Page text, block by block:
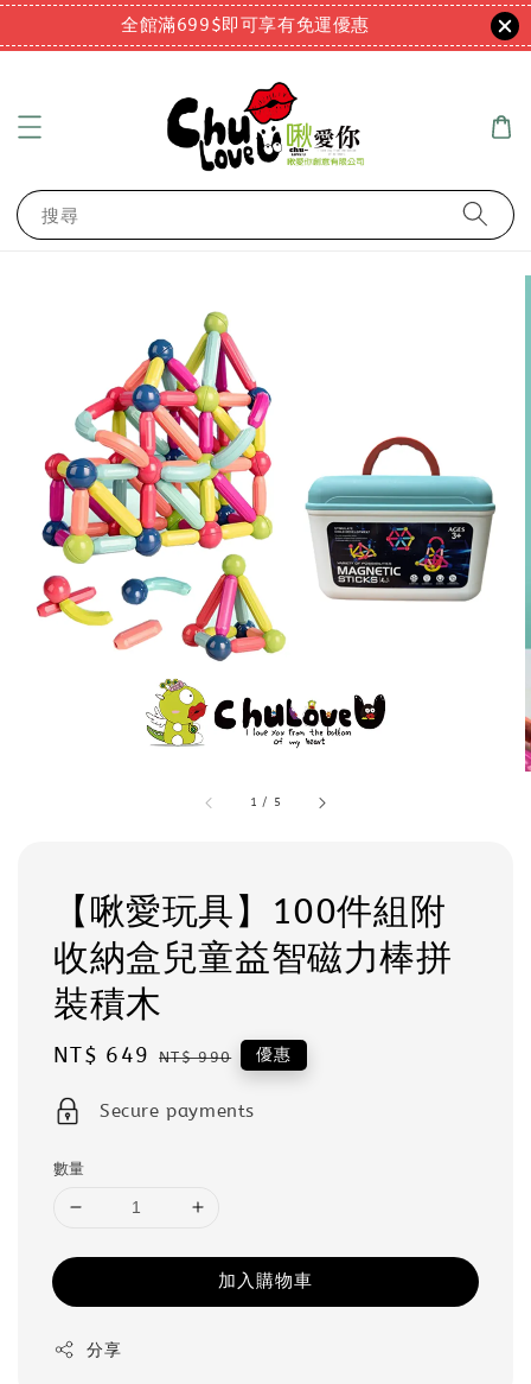
全館滿699$即可享有免運優惠
搜尋
1 / 5
【啾愛玩具】100件組附
收納盒兒童益智磁力棒拼
裝積木
Sale
NT$ 649 Regular
NT$ 990 優惠
Secure payments
數量
加入購物車
分享